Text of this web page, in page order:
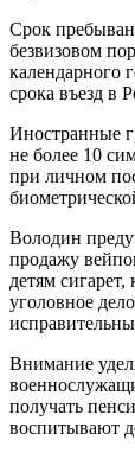
Срок
безвизовом
календарного
срока въезд в
Иностранные
не более 10
при личном
Володин
продажу
детям
уголовное
Внимание
получать
воспитывают